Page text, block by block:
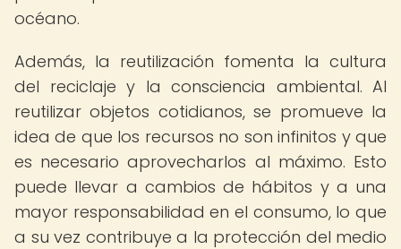
océano.
Además, la reutilización fomenta la cultura
del reciclaje y la consciencia ambiental. Al
reutilizar objetos cotidianos, se promueve la
idea de que los recursos no son infinitos y que
es necesario aprovecharlos al máximo. Esto
puede llevar a cambios de hábitos y a una
mayor responsabilidad en el consumo, lo que
a su vez contribuye a la protección del medio